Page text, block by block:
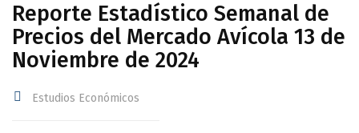
Reporte Estadístico Semanal de
Precios del Mercado Avícola 13 de
Noviembre de 2024
Estudios Económicos